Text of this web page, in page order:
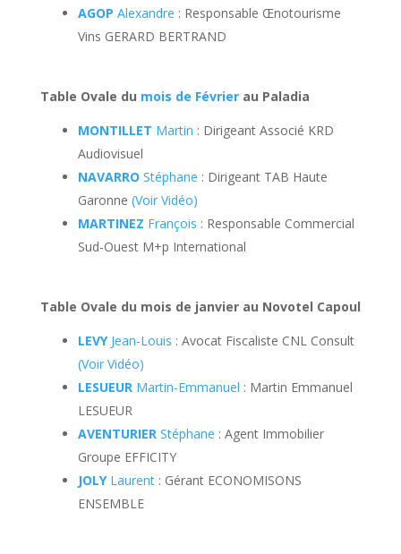
AGOP Alexandre : Responsable Œnotourisme
Vins GERARD BERTRAND
Table Ovale du mois de Févrierau Paladia
MONTILLET Martin : Dirigeant Associé KRD
Audiovisuel
NAVARRO Stéphane : Dirigeant TAB Haute
Garonne (Voir Vidéo)
MARTINEZ François : Responsable Commercial
Sud-Ouest M+p International
Table Ovale du mois de janvier au Novotel Capoul
LEVYJean-Louis : Avocat Fiscaliste CNL Consult
(Voir Vidéo)
LESUEURMartin-Emmanuel : Martin Emmanuel
LESUEUR
AVENTURIERStéphane : Agent Immobilier
Groupe EFFICITY
JOLYLaurent: Gérant ECONOMISONS
ENSEMBLE